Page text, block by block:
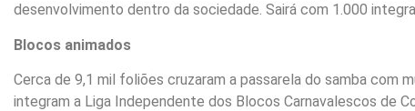
desenvolvimento dentro da sociedade. Sairá com 1.000
Blocos animados
Cerca de 9,1 mil foliões cruzaram a passarela do samba com
integram a Liga Independente dos Blocos Carnavalescos de